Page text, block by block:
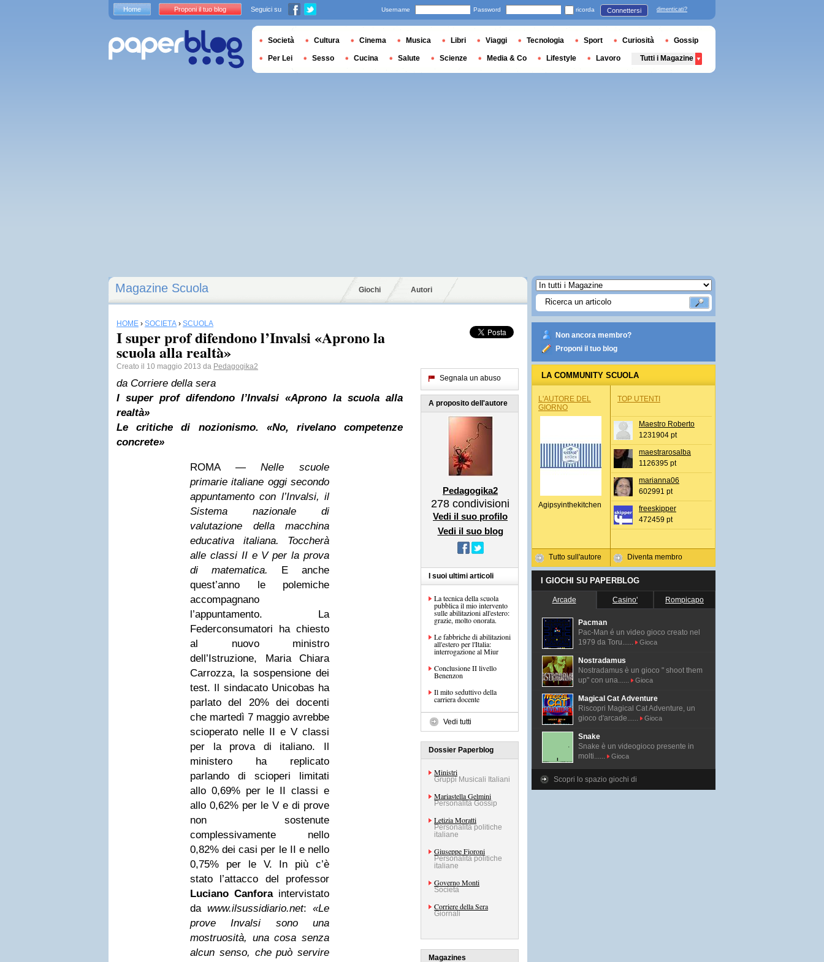
Magazine Scuola Giochi Autori
HOME › SOCIETÀ › SCUOLA
I super prof difendono l’Invalsi «Aprono la
scuola alla realtà»
Creato il 10 maggio 2013 da Pedagogika2
da Corriere della sera
I super prof difendono l’Invalsi «Aprono la scuola alla
realtà»
Le critiche di nozionismo. «No, rivelano competenze
concrete»
ROMA —Nelle scuole
primarie italiane oggi secondo
appuntamento con l’Invalsi, il
Sistema nazionale di
valutazione della macchina
educativa italiana. Toccherà
alle classi II e V per la prova
di matematica. E anche
quest’anno le polemiche
accompagnano
l’appuntamento. La
Federconsumatori ha chiesto
al nuovo ministro
dell’Istruzione, Maria Chiara
Carrozza, la sospensione dei
test. Il sindacato Unicobas ha
parlato del 20% dei docenti
che martedì 7 maggio avrebbe
scioperato nelle II e V classi
per la prova di italiano. Il
ministero ha replicato
parlando di scioperi limitati
allo 0,69% per le II classi e
allo 0,62% per le V e di prove
non sostenute
complessivamente nello
0,82% dei casi per le II e nello
0,75% per le V. In più c’è
stato l’attacco del professor
Luciano Canforaintervistato
da www.ilsussidiario.net: «Le
prove Invalsi sono una
mostruosità, una cosa senza
alcun senso, che può servire
Segnala un abuso
A proposito dell'autore
Pedagogika2
278 condivisioni
Vedi il suo profilo
Vedi il suo blog
I suoi ultimi articoli
La tecnica della scuola
pubblica il mio intervento
sulle abilitazioni all'estero:
grazie, molto onorata.
Le fabbriche di abilitazioni
all'estero per l'Italia:
interrogazione al Miur
Conclusione II livello
Benenzon
Il mito seduttivo della
carriera docente
Vedi tutti
Dossier Paperblog
Ministri
Gruppi Musicali Italiani
Mariastella Gelmini
Personalità Gossip
Letizia Moratti
Personalità politiche
italiane
Giuseppe Fioroni
Personalità politiche
italiane
Governo Monti
Società
Corriere della Sera
Giornali
Magazines
Non ancora membro?
Proponi il tuo blog
LA COMMUNITY SCUOLA
L'AUTORE DEL
GIORNO
Agipsyinthekitchen
Tutto sull'autore
TOP UTENTI
Maestro Roberto
1231904 pt
maestrarosalba
1126395 pt
marianna06
602991 pt
freeskipper
472459 pt
Diventa membro
I GIOCHI SU PAPERBLOG
Arcade Casino' Rompicapo
Pacman
Pac-Man é un video gioco creato nel
1979 da Toru......
Gioca
Nostradamus
Nostradamus è un gioco " shoot them
up" con una......
Gioca
Magical Cat Adventure
Riscopri Magical Cat Adventure, un
gioco d'arcade......
Gioca
Snake
Snake è un videogioco presente in
molti......
Gioca
Scopri lo spazio giochi di
Home Proponi il tuo blog Seguici su Username Password ricorda Connettersi dimenticati?
Società Cultura Cinema Musica Libri Viaggi Tecnologia Sport Curiosità Gossip
Per Lei Sesso Cucina Salute Scienze Media & Co Lifestyle Lavoro Tutti i Magazine